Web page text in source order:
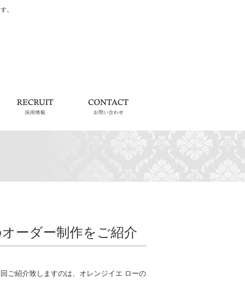
。
お知らせ 採用情報
ーダー制作をご紹介
ご紹介致しますのは、オレンジイエ ローの